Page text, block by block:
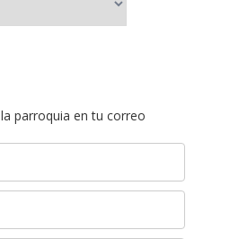
parroquia en tu correo